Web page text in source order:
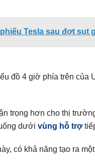
Tesla sau đợt sụt
đồ 4 giờ phía trên
trọng hơn cho thị
dưới vùng hỗ trợ
có khả năng tạo ra